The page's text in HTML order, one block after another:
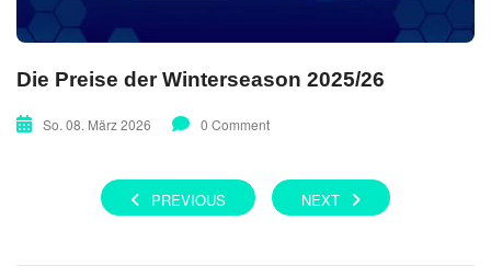
Die Preise der Winterseason 2025/26
So. 08. März 2026 0 Comment
PREVIOUS NEXT